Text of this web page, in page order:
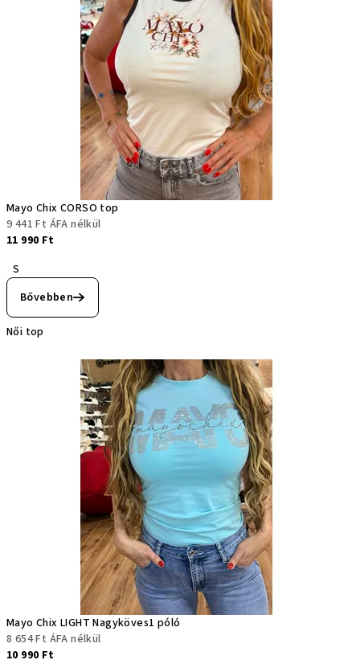
Mayo Chix CORSO top
9 441 Ft ÁFA nélkül
11 990 Ft
S
Bővebben
Női top
Mayo Chix LIGHT Nagyköves1 póló
8 654 Ft ÁFA nélkül
10 990 Ft